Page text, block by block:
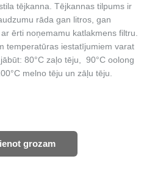
tējkanna. Tējkannas tilpums ir
rāda gan litros, gan
ērti noņemamu katlakmens filtru.
temperatūras iestatījumiem varat
80°C zaļo tēju, 90°C oolong
melno tēju un zāļu tēju.
grozam